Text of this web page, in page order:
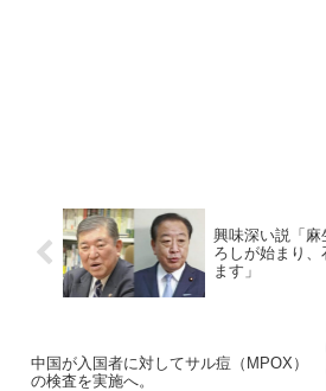
興味深い説「
ろしが始まり、
ます」
中国が入国者に対してサル痘（MPOX）
の検査を実施へ。